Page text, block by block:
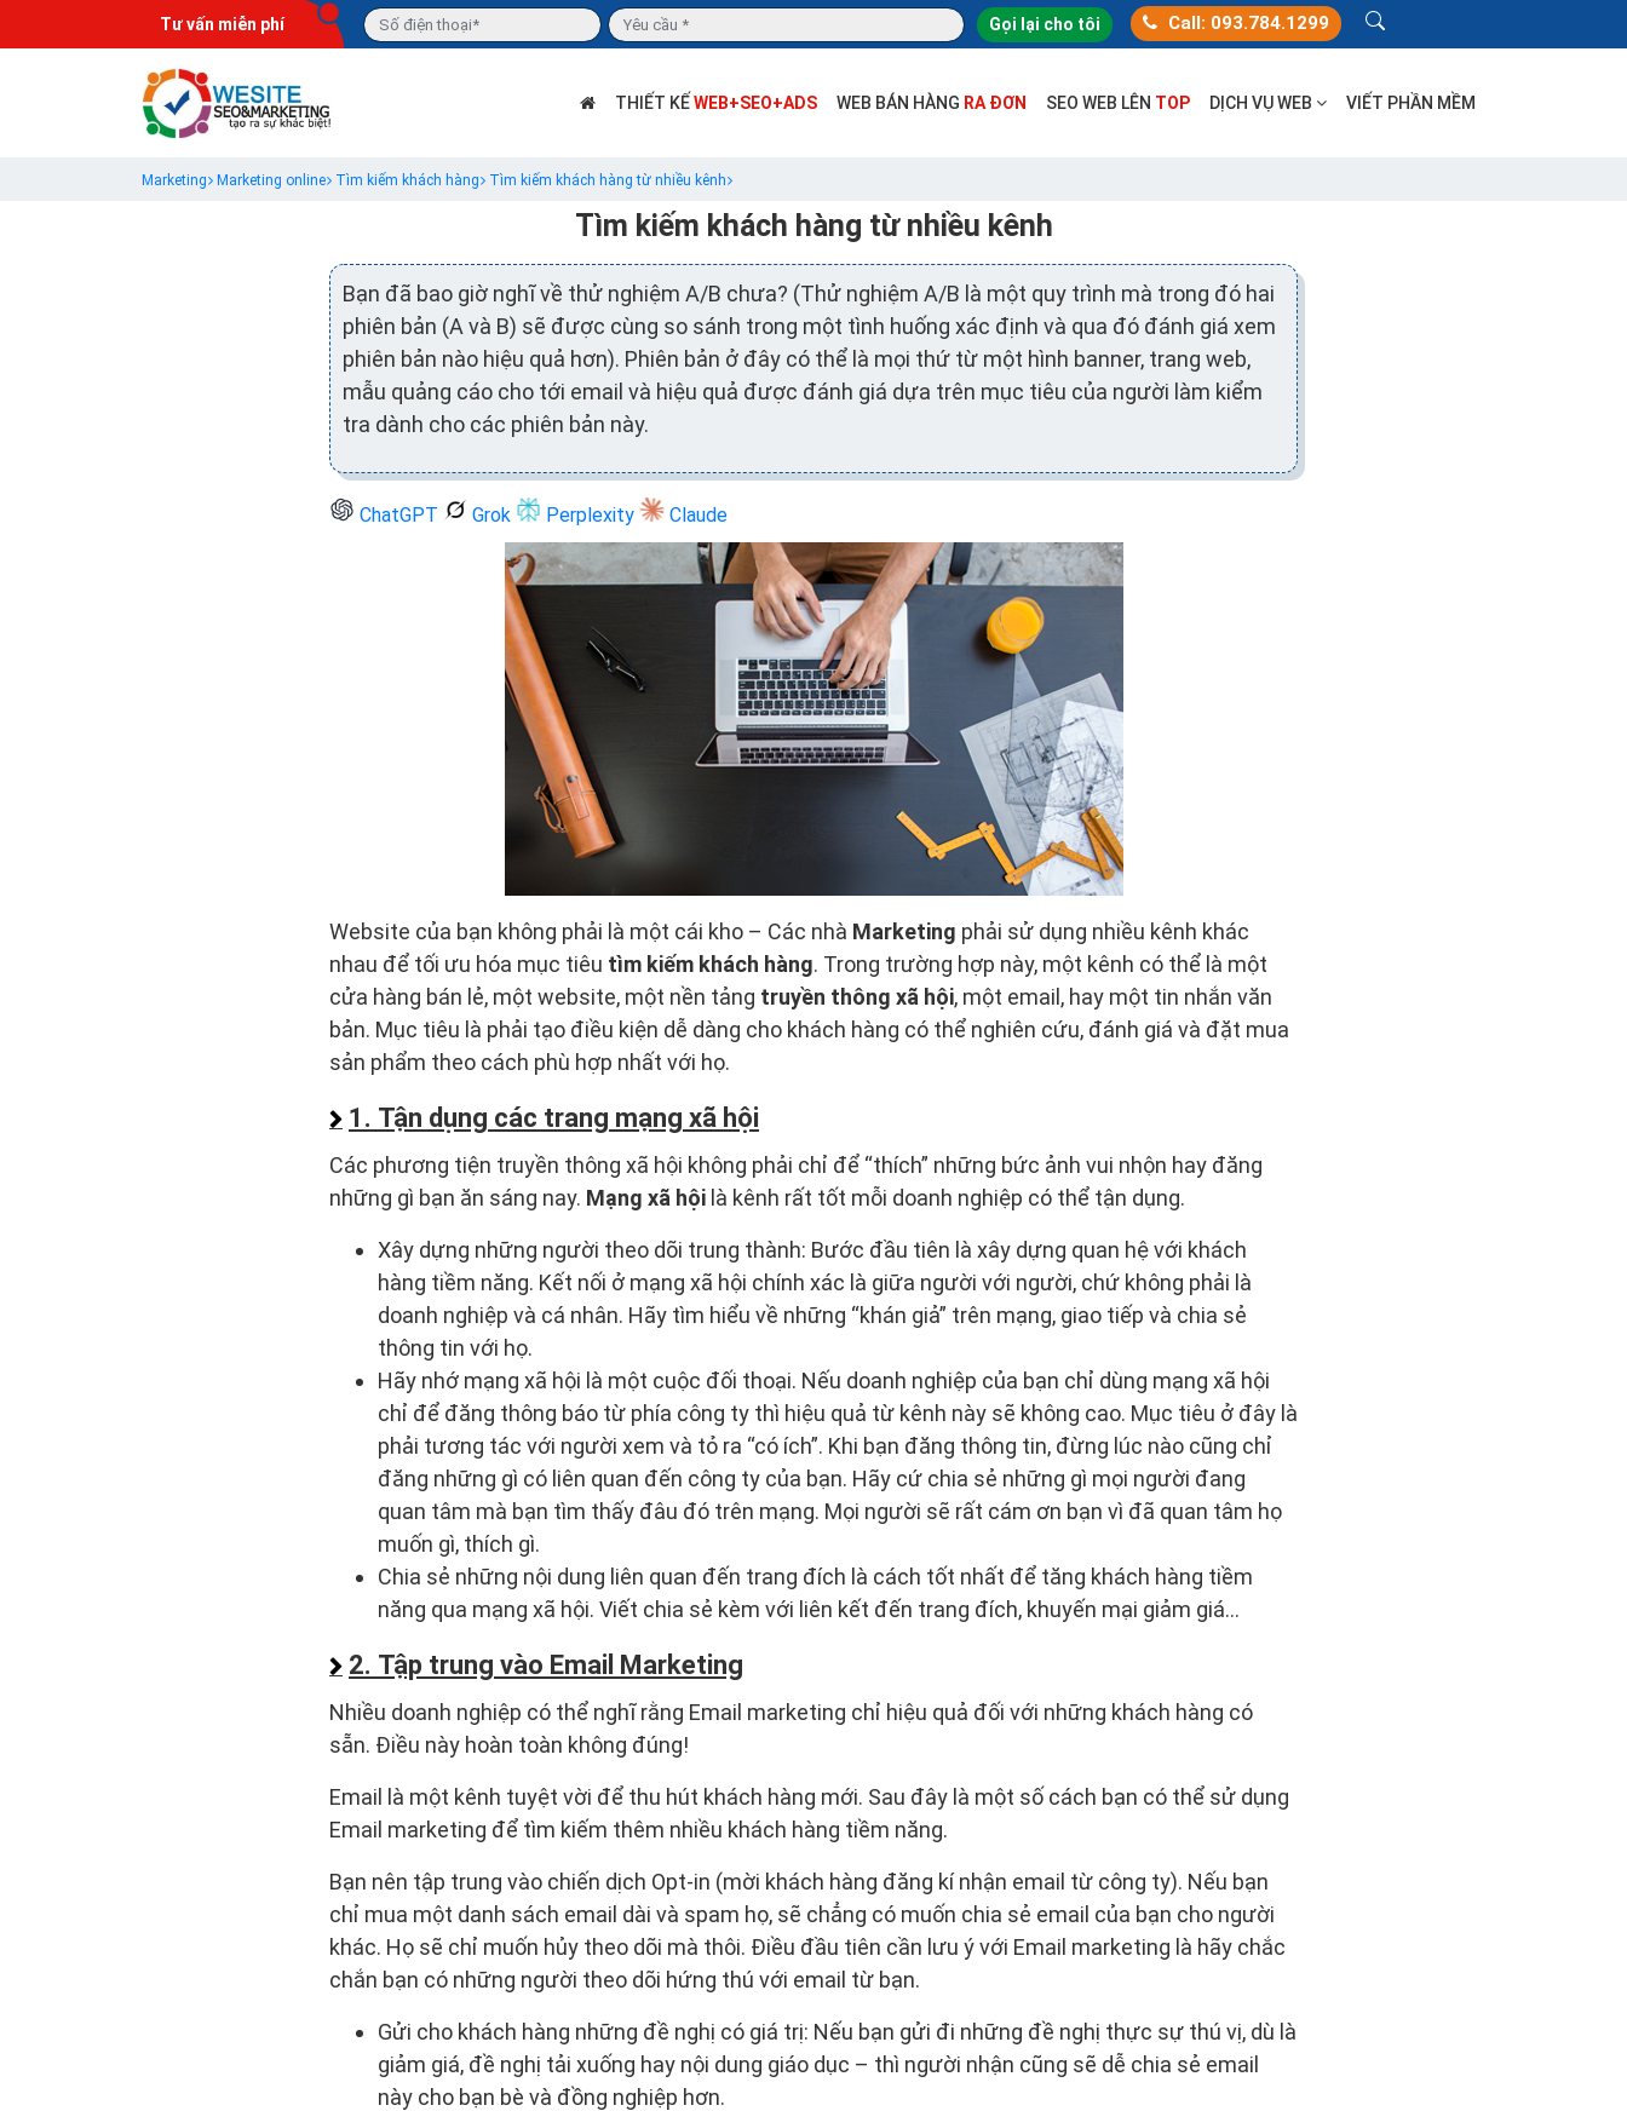
Tư vấn miễn phí Gọi lại cho tôi Call: 093.784.1299
THIẾT KẾWEB+SEO+ADS WEB BÁN HÀNG RA ĐƠN SEO WEB LÊN TOP DỊCH VỤ WEB VIẾT PHẦN MỀM
Marketing Marketing online Tìm kiếm khách hàng Tìm kiếm khách hàng từ nhiều kênh
Tìm kiếm khách hàng từ nhiều kênh
Bạn đã bao giờ nghĩ về thử nghiệm A/B chưa? (Thử nghiệm A/B là một quy trình mà trong đó hai
phiên bản (A và B) sẽ được cùng so sánh trong một tình huống xác định và qua đó đánh giá xem
phiên bản nào hiệu quả hơn). Phiên bản ở đây có thể là mọi thứ từ một hình banner, trang web,
mẫu quảng cáo cho tới email và hiệu quả được đánh giá dựa trên mục tiêu của người làm kiểm
tra dành cho các phiên bản này.
ChatGPT Grok Perplexity Claude
Website của bạn không phải là một cái kho – Các nhà Marketing phải sử dụng nhiều kênh khác
nhau để tối ưu hóa mục tiêu tìm kiếm khách hàng. Trong trường hợp này, một kênh có thể là một
cửa hàng bán lẻ, một website, một nền tảng truyền thông xã hội, một email, hay một tin nhắn văn
bản. Mục tiêu là phải tạo điều kiện dễ dàng cho khách hàng có thể nghiên cứu, đánh giá và đặt mua
sản phẩm theo cách phù hợp nhất với họ.
1. Tận dụng các trang mạng xã hội
Các phương tiện truyền thông xã hội không phải chỉ để “thích” những bức ảnh vui nhộn hay đăng
những gì bạn ăn sáng nay. Mạng xã hội là kênh rất tốt mỗi doanh nghiệp có thể tận dụng.
Xây dựng những người theo dõi trung thành: Bước đầu tiên là xây dựng quan hệ với khách
hàng tiềm năng. Kết nối ở mạng xã hội chính xác là giữa người với người, chứ không phải là
doanh nghiệp và cá nhân. Hãy tìm hiểu về những “khán giả” trên mạng, giao tiếp và chia sẻ
thông tin với họ.
Hãy nhớ mạng xã hội là một cuộc đối thoại. Nếu doanh nghiệp của bạn chỉ dùng mạng xã hội
chỉ để đăng thông báo từ phía công ty thì hiệu quả từ kênh này sẽ không cao. Mục tiêu ở đây là
phải tương tác với người xem và tỏ ra “có ích”. Khi bạn đăng thông tin, đừng lúc nào cũng chỉ
đăng những gì có liên quan đến công ty của bạn. Hãy cứ chia sẻ những gì mọi người đang
quan tâm mà bạn tìm thấy đâu đó trên mạng. Mọi người sẽ rất cám ơn bạn vì đã quan tâm họ
muốn gì, thích gì.
Chia sẻ những nội dung liên quan đến trang đích là cách tốt nhất để tăng khách hàng tiềm
năng qua mạng xã hội. Viết chia sẻ kèm với liên kết đến trang đích, khuyến mại giảm giá…
2. Tập trung vào Email Marketing
Nhiều doanh nghiệp có thể nghĩ rằng Email marketing chỉ hiệu quả đối với những khách hàng có
sẵn. Điều này hoàn toàn không đúng!
Email là một kênh tuyệt vời để thu hút khách hàng mới. Sau đây là một số cách bạn có thể sử dụng
Email marketing để tìm kiếm thêm nhiều khách hàng tiềm năng.
Bạn nên tập trung vào chiến dịch Opt-in (mời khách hàng đăng kí nhận email từ công ty). Nếu bạn
chỉ mua một danh sách email dài và spam họ, sẽ chẳng có muốn chia sẻ email của bạn cho người
khác. Họ sẽ chỉ muốn hủy theo dõi mà thôi. Điều đầu tiên cần lưu ý với Email marketing là hãy chắc
chắn bạn có những người theo dõi hứng thú với email từ bạn.
Gửi cho khách hàng những đề nghị có giá trị: Nếu bạn gửi đi những đề nghị thực sự thú vị, dù là
giảm giá, đề nghị tải xuống hay nội dung giáo dục – thì người nhận cũng sẽ dễ chia sẻ email
này cho bạn bè và đồng nghiệp hơn.